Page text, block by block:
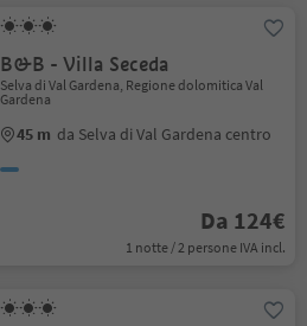
B&B - Villa Seceda
Selva di Val Gardena, Regione dolomitica Val
Gardena
45 m da Selva di Val Gardena centro
Da 124€
1 notte / 2 persone IVA incl.